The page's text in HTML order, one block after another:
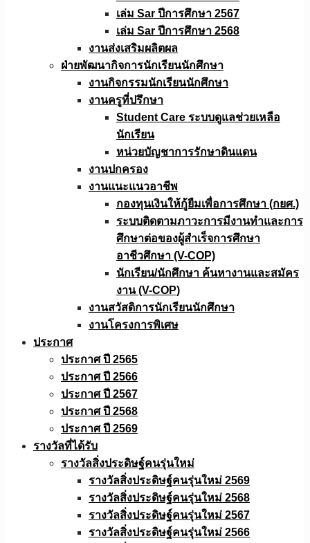
เล่ม Sar ปีการศึกษา 2567
เล่ม Sar ปีการศึกษา 2568
งานส่งเสริมผลิตผล
ฝ่ายพัฒนากิจการนักเรียนนักศึกษา
งานกิจกรรมนักเรียนนักศึกษา
งานครูที่ปรึกษา
Student Care ระบบดูแลช่วยเหลือ
นักเรียน
หน่วยบัญชาการรักษาดินแดน
งานปกครอง
งานแนะแนวอาชีพ
กองทุนเงินให้กู้ยืมเพื่อการศึกษา (กยศ.)
ระบบติดตามภาวะการมีงานทำและการ
ศึกษาต่อของผู้สำเร็จการศึกษา
อาชีวศึกษา (V-COP)
นักเรียน/นักศึกษา ค้นหางานและสมัคร
งาน (V-COP)
งานสวัสดิการนักเรียนนักศึกษา
งานโครงการพิเศษ
ประกาศ
ประกาศ ปี 2565
ประกาศ ปี 2566
ประกาศ ปี 2567
ประกาศ ปี 2568
ประกาศ ปี 2569
รางวัลที่ได้รับ
รางวัลสิ่งประดิษฐ์คนรุ่นใหม่
รางวัลสิ่งประดิษฐ์คนรุ่นใหม่ 2569
รางวัลสิ่งประดิษฐ์คนรุ่นใหม่ 2568
รางวัลสิ่งประดิษฐ์คนรุ่นใหม่ 2567
รางวัลสิ่งประดิษฐ์คนรุ่นใหม่ 2566